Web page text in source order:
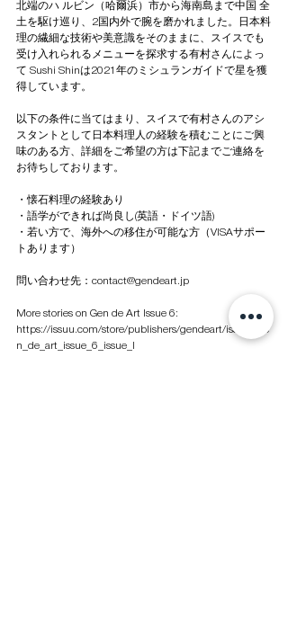
北端のハ ルビン（哈爾浜）市から海南島まで中国 全
土を駆け巡り、2国内外で腕を磨かれました。日本料
理の繊細な技術や美意識をそのままに、スイスでも
受け入れられるメニューを探求する有村さんによっ
て Sushi Shinは2021年のミシュランガイドで星を獲
得しています。
以下の条件に当てはまり、スイスで有村さんのアシ
スタントとして日本料理人の経験を積むことにご興
味のある方、詳細をご希望の方は下記までご連絡を
お待ちしております。
・懐石料理の経験あり
・語学ができれば尚良し(英語・ドイツ語)
・若い方で、海外への移住が可能な方（VISAサポー
トあります）
問い合わせ先：contact@gendeart.jp
More stories on Gen de Art Issue 6:
https://issuu.com/store/publishers/gendeart/issues/ge
n_de_art_issue_6_issue_l